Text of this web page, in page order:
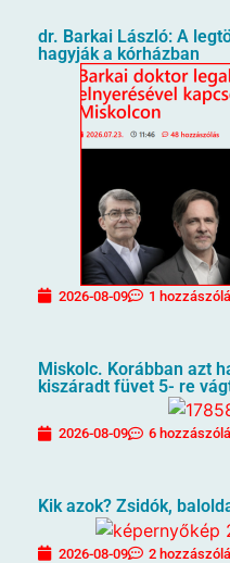
dr. Barkai László: A
hagyják a kórházban
2026-08-09 1
Miskolc. Korábban azt
kiszáradt füvet 5- re
2026-08-09 6
Kik azok? Zsidók,
2026-08-09 2